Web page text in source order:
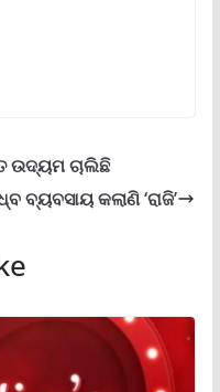
ଉଦ୍ୟମ ଚାଲିଛି
ବ୍ୟବସାୟ କଲାଣି ‘ରାଜି’